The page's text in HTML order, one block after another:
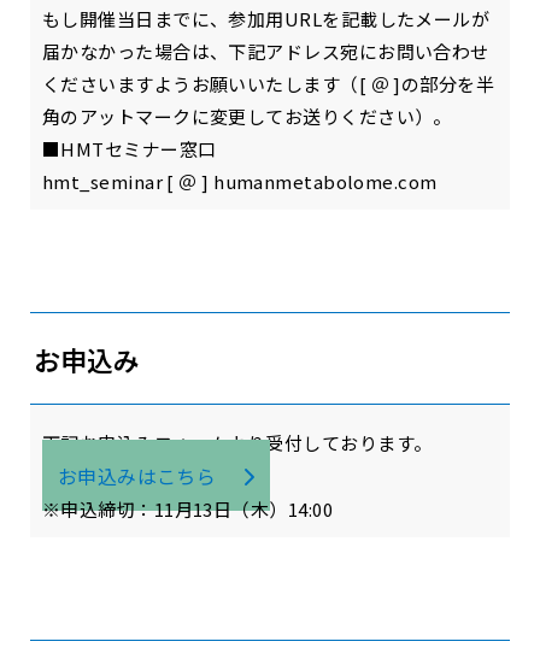
もし開催当日までに、参加用URLを記載したメールが
届かなかった場合は、下記アドレス宛にお問い合わせ
くださいますようお願いいたします（[ ＠ ]の部分を半
角のアットマークに変更してお送りください）。
■HMTセミナー窓口
hmt_seminar [ ＠ ] humanmetabolome.com
お申込み
下記お申込みフォームより受付しております。
お申込みはこちら
※申込締切：11月13日（木）14:00